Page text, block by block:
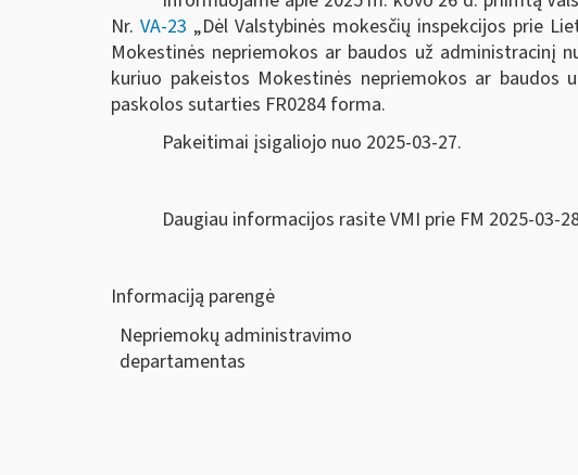
Nr. VA-23 „Dėl Valstybinės mokesčių inspekcijos prie
Mokestinės nepriemokos ar baudos už
kuriuo pakeistos Mokestinės nepriemokos ar
paskolos sutarties FR0284 forma.
Pakeitimai įsigaliojo nuo 2025-03-27.
Daugiau informacijos rasite VMI prie FM 2025-03-
Informaciją parengė
Nepriemokų administravimo